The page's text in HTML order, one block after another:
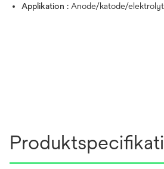
Applikation : Anode/katode/